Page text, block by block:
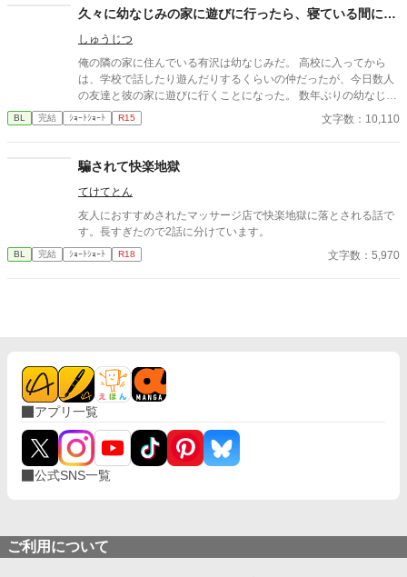
原は上司に向かって、いつもの穏やかな口調を崩した。「……そ
んな顔、部下には見せないんですね」 疲労で僅かに緩んだ榊の表
情。 その弱さを見逃さず、篠原はデスク越しに距離を詰める。
「強がらなくていいですよ。俺の前では、もう」 指先が榊のネク
タイを掴む。 引き寄せられた瞬間、榊の理性は音を立てて崩れ
た。 拒むことも、許すこともできないまま、 彼は“部下”の手によ
びに、自分の知らなかった感情と快楽を知る。それは、上司とし
ずっと榊だけを見つめ続けてきた、静かな執着がある。 「俺、前
から思ってたんです。 あなたが誰かに“支配される”ところ、き
ることで初めて“生きている”と感じてしまう――。 上司と部下、
立場も理性も、すべてが絡み合うオフィスの夜。 秘密の扉を開け
た榊は、もう戻れない。 快楽に溺れるその瞬間まで、彼を待つの
久々に幼なじみの家に遊びに行ったら、寝ている間に…
しゅうじつ
俺の隣の家に住んでいる有沢は幼なじみだ。 高校に入ってから
は、学校で話したり遊んだりするくらいの仲だったが、今日数人
の友達と彼の家に遊びに行くことになった。 数年ぶりの幼なじみ
の家を懐かしんでいる中、いつの間にか友人たちは帰っており、
幼なじみと2人きりに。 そこで俺は彼の部屋であるものを見つけ
BL 完結 ｼｮｰﾄｼｮｰﾄ R15 文字数：10,110
騙されて快楽地獄
てけてとん
友人におすすめされたマッサージ店で快楽地獄に落とされる話で
す。長すぎたので2話に分けています。
BL 完結 ｼｮｰﾄｼｮｰﾄ R18 文字数：5,970
アプリ一覧
公式SNS一覧
ご利用について